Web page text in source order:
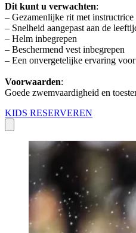
Dit kunt u verwachten:
– Gezamenlijke rit met instructrice
– Snelheid aangepast aan de
– Helm inbegrepen
– Beschermend vest inbegrepen
– Een onvergetelijke ervaring
Voorwaarden:
Goede zwemvaardigheid en
KIDS RESERVEREN